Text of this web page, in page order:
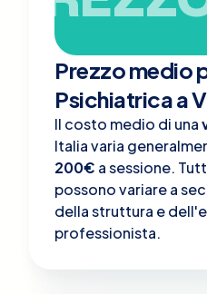
Prezzo medio
Psichiatrica a
Il costo medio di una
Italia varia
200€ a sessione.
possono variare a
della struttura e
professionista.